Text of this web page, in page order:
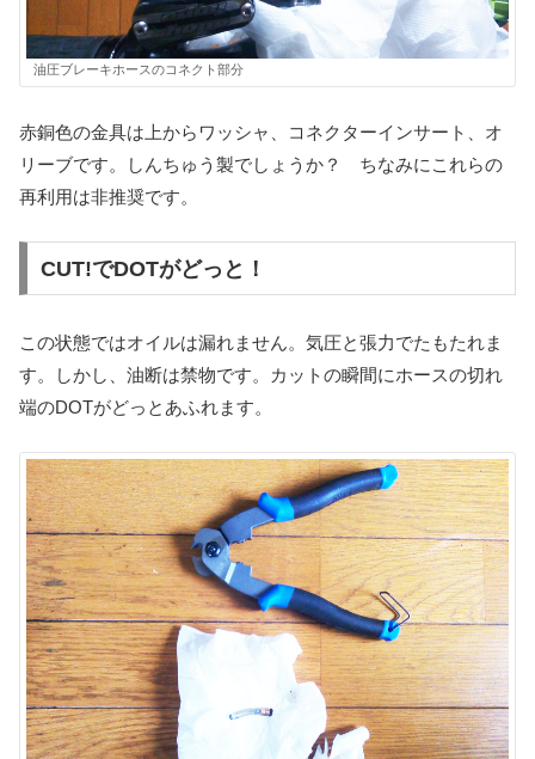
油圧ブレーキホースのコネクト部分
赤銅色の金具は上からワッシャ、コネクターインサート、オ
リーブです。しんちゅう製でしょうか？ ちなみにこれらの
再利用は非推奨です。
CUT!でDOTがどっと！
この状態ではオイルは漏れません。気圧と張力でたもたれま
す。しかし、油断は禁物です。カットの瞬間にホースの切れ
端のDOTがどっとあふれます。